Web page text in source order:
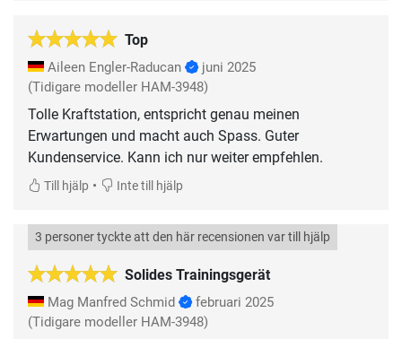
Top
Aileen Engler-Raducan
juni 2025
(Tidigare modeller HAM-3948)
Tolle Kraftstation, entspricht genau meinen
Erwartungen und macht auch Spass. Guter
Kundenservice. Kann ich nur weiter empfehlen.
Till hjälp • Inte till hjälp
Solides Trainingsgerät
3 personer tyckte att den här recensionen var till hjälp
Mag Manfred Schmid
februari 2025
(Tidigare modeller HAM-3948)